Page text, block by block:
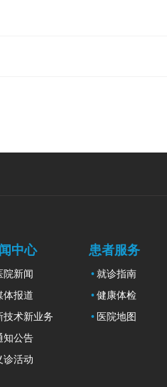
中心
院新闻
体报道
技术新业务
知公告
诊活动
患者服务
就诊指南
健康体检
医院地图